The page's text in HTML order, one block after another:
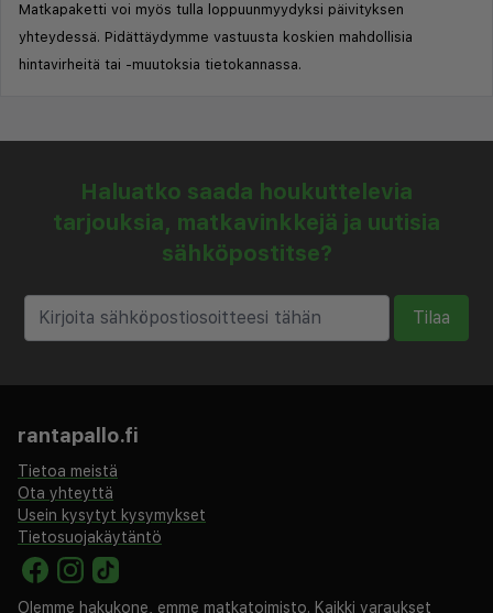
Matkapaketti voi myös tulla loppuunmyydyksi päivityksen
yhteydessä. Pidättäydymme vastuusta koskien mahdollisia
hintavirheitä tai -muutoksia tietokannassa.
Haluatko saada houkuttelevia
tarjouksia, matkavinkkejä ja uutisia
sähköpostitse?
Tilaa
rantapallo.fi
Tietoa meistä
Ota yhteyttä
Usein kysytyt kysymykset
Tietosuojakäytäntö
Olemme hakukone, emme matkatoimisto. Kaikki varaukset